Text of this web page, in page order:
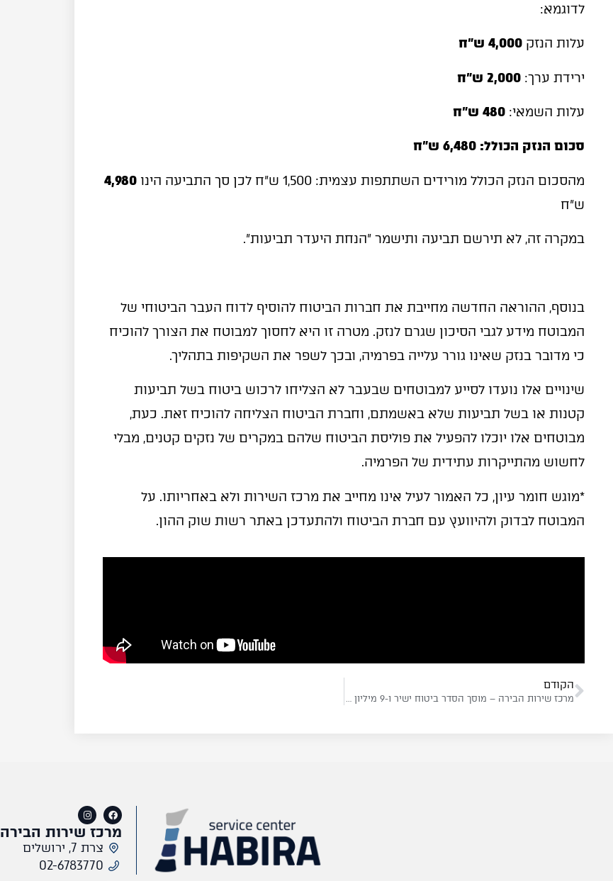
לדוגמא:
עלות הנזק 4,000 ש"ח
ירידת ערך: 2,000 ש"ח
עלות השמאי: 480 ש"ח
סכום הנזק הכולל: 6,480 ש"ח
מהסכום הנזק הכולל מורידים השתתפות עצמית: 1,500 ש"ח לכן סך התביעה הינו
4,980
ש"ח
במקרה זה, לא תירשם תביעה ותישמר "הנחת היעדר תביעות".
בנוסף, ההוראה החדשה מחייבת את חברות הביטוח להוסיף לדוח העבר הביטוחי של
המבוטח מידע לגבי הסיכון שגרם לנזק. מטרה זו היא לחסוך למבוטח את הצורך להוכיח
כי מדובר בנזק שאינו גורר עלייה בפרמיה, ובכך לשפר את השקיפות בתהליך.
שינויים אלו נועדו לסייע למבוטחים שבעבר לא הצליחו לרכוש ביטוח בשל תביעות
קטנות או בשל תביעות שלא באשמתם, וחברת הביטוח הצליחה להוכיח זאת. כעת,
מבוטחים אלו יוכלו להפעיל את פוליסת הביטוח שלהם במקרים של נזקים קטנים, מבלי
לחשוש מהתייקרות עתידית של הפרמיה.
*מוגש חומר עיון, כל האמור לעיל אינו מחייב את מרכז השירות ולא באחריותו. על
המבוטח לבדוק ולהיוועץ עם חברת הביטוח ולהתעדכן באתר רשות שוק ההון.
הקודם
מרכז שירות הבירה – מוסך הסדר ביטוח ישיר ו-9 מיליון בירושלים
מרכז שירות הבירה
צרת 7, ירושלים
02-6783770​